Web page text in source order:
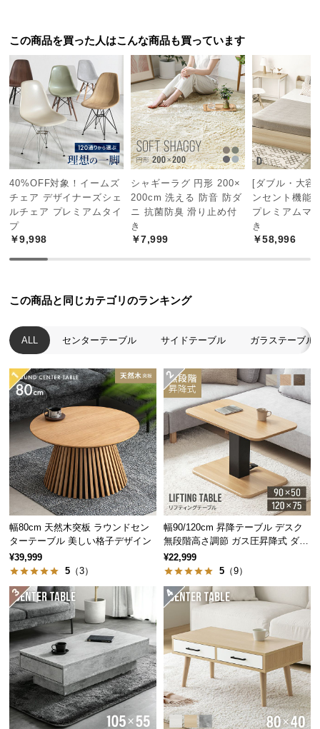
商
品
の
配
に
つ
い
て
小
商
送
つ
て
開
梱
設
置
サ
ー
ビ
ス
に
い
搬
入
経
路
に
つ
い
高さ 約48㎝
ワイドで使いやすい天板サイズ
ます。
横幅 奥行き
約40㎝ 約40㎝
キズや汚れに強い天板
美しいウッド調の天板には、キズや汚れに強い樹脂
加工を施しました。筆記時も安心してお使い頂けま
す。
この商品を買った人はこんな商品も買っています
40%OFF対象！イームズ
チェア デザイナーズシェ
ルチェア プレミアムタイ
プ
￥9,998
シャギーラグ 円形 200×
200cm 洗える 防音 防ダ
ニ 抗菌防臭 滑り止め付
き
￥7,999
[ダブル・大容
ンセント機能
プレミアムマ
き
￥58,996
この商品と同じカテゴリのランキング
ALL センターテーブル サイドテーブル ガラステーブル
幅80cm 天然木突板 ラウンドセン
ターテーブル 美しい格子デザイン
¥39,999
5 （3）
幅90/120cm 昇降テーブル デスク
無段階高さ調節 ガス圧昇降式 ダイ
ニング 高さ55~70cm
¥22,999
5 （9）